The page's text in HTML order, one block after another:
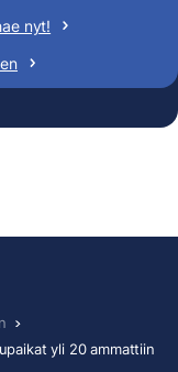
nyt!
yli 20 ammattiin